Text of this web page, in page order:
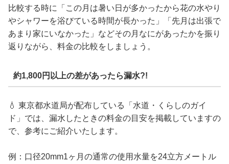
比較する時に「この月は暑い日が多かったから花の水やり
やシャワーを浴びている時間が長かった」「先月は出張で
あまり家にいなかった」などその月なにがあったかを振り
返りながら、料金の比較をしましょう。
約1,800円以上の差があったら漏水?!
💧 東京都水道局が配布している「水道・くらしのガイ
ド」では、漏水したときの料金の目安を掲載していますの
で、参考にご紹介いたします。
例：口径20mm1ヶ月の通常の使用水量を24立方メートル